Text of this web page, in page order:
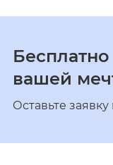
вашей
Оставьте